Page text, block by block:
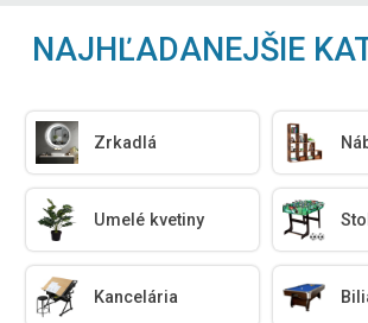
NAJHĽADANEJŠIE
Zrkadlá
Umelé kvetiny
Kancelária